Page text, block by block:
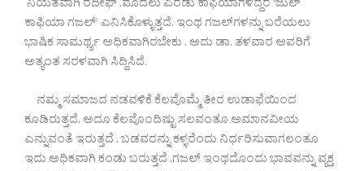
ನಿಯತವಾಗಿ ರದೀಫ್ ,ಮೊದಲು ಎರಡು ಕಾಫಿಯಾಗಳಿದ್ದರೆ ‘ಜುಲ್
ಕಾಫಿಯಾ ಗಜಲ್’ ಎನಿಸಿಕೊಳ್ಳುತ್ತದೆ. ಇಂಥ ಗಜಲ್‌ಗಳನ್ನು ಬರೆಯಲು
ಭಾಷಿಕ ಸಾಮರ್ಥ್ಯ ಅಧಿಕವಾಗಿರಬೇಕು . ಅದು ಡಾ. ತಳವಾರ ಅವರಿಗೆ
ಅತ್ಯಂತ ಸರಳವಾಗಿ ಸಿದ್ದಿಸಿದೆ.
ನಮ್ಮ ಸಮಾಜದ ನಡವಳಿಕೆ ಕೆಲವೊಮ್ಮೆ ತೀರ ಉಡಾಫೆಯಿಂದ
ಕೂಡಿರುತ್ತದೆ. ಅದೂ ಕೆಲವೊಂದಿಷ್ಟು ಸಲವಂತೂ ಅಮಾನವೀಯ
ಎನ್ನುವಂತೆ ಇರುತ್ತದೆ . ಬಡವರನ್ನು ಕಳ್ಳರೆಂದು ನಿರ್ಧರಿಸುವಾಗಲಂತೂ
ಇದು ಅಧಿಕವಾಗಿ ಕಂಡು ಬರುತ್ತದೆ .ಗಜಲ್ ಇಂಥದೊಂದು ಭಾವವನ್ನು ವ್ಯಕ್ತ